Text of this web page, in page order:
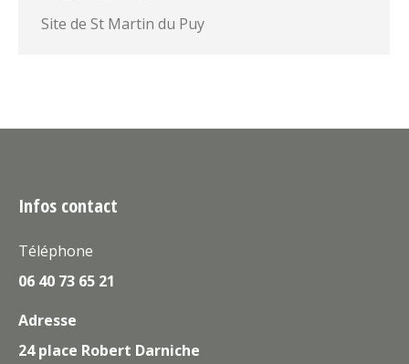
Site de St Martin du Puy
Infos contact
Téléphone
06 40 73 65 21
Adresse
24 place Robert Darniche